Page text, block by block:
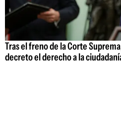
Tras el freno de la Corte
decreto el derecho a la